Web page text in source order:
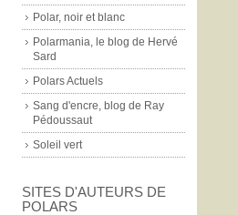
Polar, noir et blanc
Polarmania, le blog de Hervé
Sard
Polars Actuels
Sang d'encre, blog de Ray
Pédoussaut
Soleil vert
SITES D'AUTEURS DE
POLARS